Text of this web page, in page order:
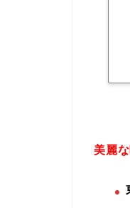
美麗